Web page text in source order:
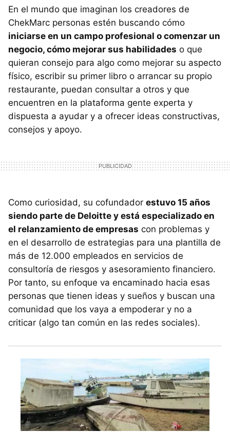
En el mundo que imaginan los creadores de
ChekMarc personas estén buscando cómo
iniciarse en un campo profesional o comenzar un
negocio, cómo mejorar sus habilidades o que
quieran consejo para algo como mejorar su aspecto
físico, escribir su primer libro o arrancar su propio
restaurante, puedan consultar a otros y que
encuentren en la plataforma gente experta y
dispuesta a ayudar y a ofrecer ideas constructivas,
consejos y apoyo.
Como curiosidad, su cofundador estuvo 15 años
siendo parte de Deloitte y está especializado en
el relanzamiento de empresas con problemas y
en el desarrollo de estrategias para una plantilla de
más de 12.000 empleados en servicios de
consultoría de riesgos y asesoramiento financiero.
Por tanto, su enfoque va encaminado hacia esas
personas que tienen ideas y sueños y buscan una
comunidad que los vaya a empoderar y no a
criticar (algo tan común en las redes sociales).